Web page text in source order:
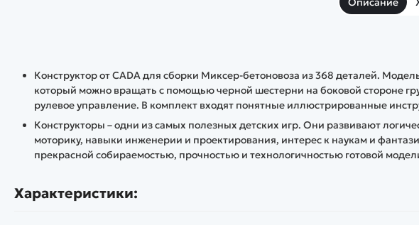
Конструктор от CADA для сборки Миксер-бетоновоза из 368 деталей.
который можно вращать с помощью черной шестерни на боковой стороне
рулевое управление. В комплект входят понятные иллюстрированные
Конструкторы – одни из самых полезных детских игр. Они развивают
моторику, навыки инженерии и проектирования, интерес к наукам и
прекрасной собираемостью, прочностью и технологичностью готовой
Характеристики: